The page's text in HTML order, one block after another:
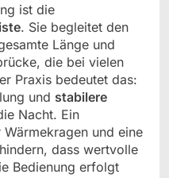
ist die
. Sie begleitet den
Länge und
die bei vielen
Praxis bedeutet das:
und stabilere
Nacht. Ein
und eine
dass wertvolle
Bedienung erfolgt